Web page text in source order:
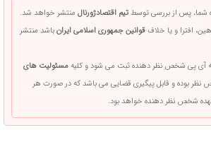
شما، پس از بررسی توسطتیم اقتصادژورنالمنتشر خواهد شد.
افترا و یا خلافقوانین جمهوری اسلامی ایرانباشد منتشر
آی پی شخص نظر دهنده ثبت می شود و کلیهمسئولیت های
بوده و قابل پیگیری قضایی می باشد که در صورت هر
شخص نظر دهنده خواهد بود.